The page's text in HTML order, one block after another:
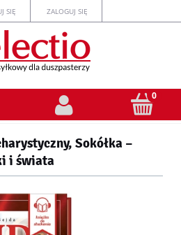
SIĘ ZALOGUJ SIĘ
Sokółka –
i świata